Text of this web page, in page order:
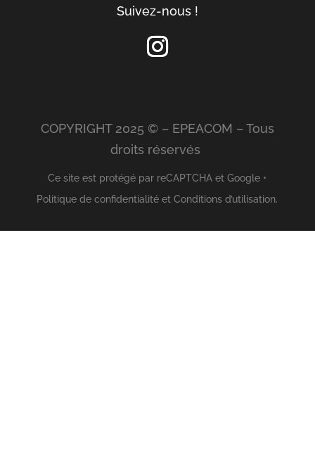
Suivez-nous !
COPYRIGHT 2025 © – EPEACOM – Tous
droits réservés
Ce site est protégé par reCAPTCHA et Google •
Politique de confidentialité etConditions d’utilisation.